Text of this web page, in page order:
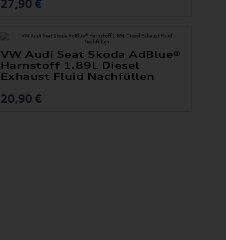
27,90 €
VW Audi Seat Skoda AdBlue®
Harnstoff 1.89L Diesel
Exhaust Fluid Nachfüllen
20,90 €